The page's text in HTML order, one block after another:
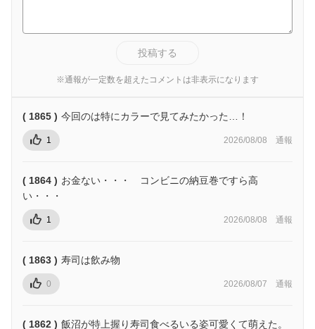
投稿する
※通報が一定数を超えたコメントは非表示になります
( 1865 ) 今回のは特にカラーで見てみたかった…！
1 2026/08/08 通報
( 1864 ) お金ない・・・ コンビニの納豆巻ですら高
い・・・
1 2026/08/08 通報
( 1863 ) 寿司は飲み物
0 2026/08/07 通報
( 1862 ) 飯沼が特上握り寿司食べるいる姿可愛くて萌えた。